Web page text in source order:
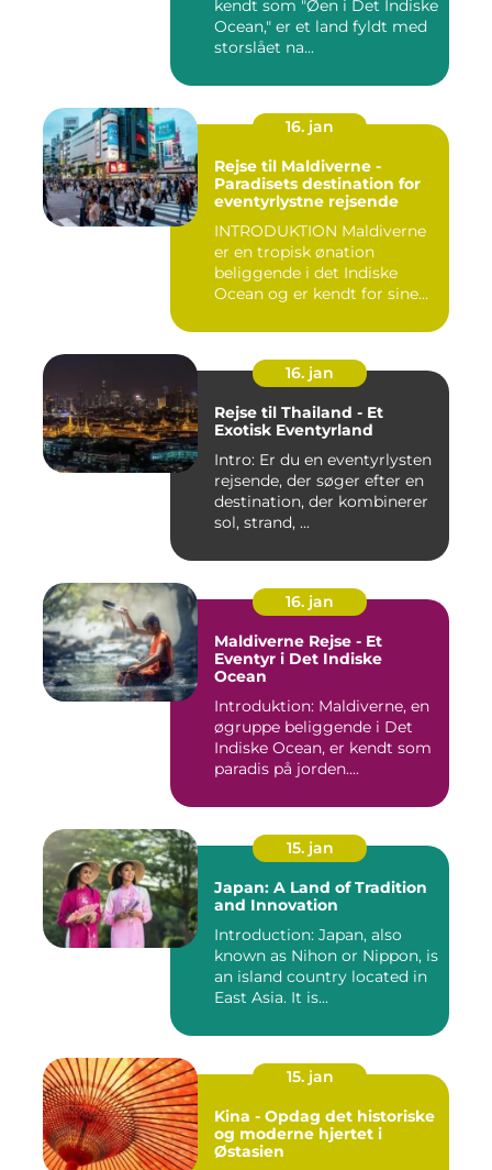
kendt som "Øen i Det Indiske
Ocean," er et land fyldt med
storslået na...
16. jan
Rejse til Maldiverne -
Paradisets destination for
eventyrlystne rejsende
INTRODUKTION Maldiverne
er en tropisk ønation
beliggende i det Indiske
Ocean og er kendt for sine
16. jan
Rejse til Thailand - Et
Exotisk Eventyrland
Intro: Er du en eventyrlysten
rejsende, der søger efter en
destination, der kombinerer
sol, strand, ...
16. jan
Maldiverne Rejse - Et
Eventyr i Det Indiske
Ocean
Introduktion: Maldiverne, en
øgruppe beliggende i Det
Indiske Ocean, er kendt som
paradis på jorden....
15. jan
Japan: A Land of Tradition
and Innovation
Introduction: Japan, also
known as Nihon or Nippon, is
an island country located in
East Asia. It is...
15. jan
Kina - Opdag det historiske
og moderne hjertet i
Østasien